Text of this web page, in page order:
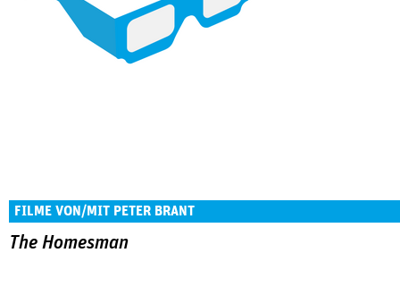
FILME VON/MIT PETER BRANT
The Homesman